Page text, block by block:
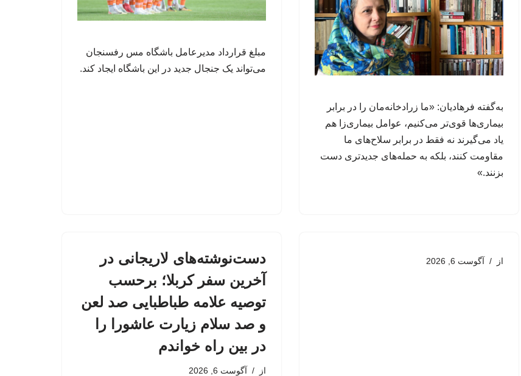
به‌گفته فرهادیان: «ما زرادخانه‌مان را در برابر
بیماری‌ها قوی‌تر می‌کنیم، عوامل‌ بیماری‌زا هم
یاد می‌گیرند نه فقط در برابر سلاح‌های ما
مقاومت کنند، بلکه به حمله‌های جدیدتری دست
بزنند.»
مبلغ قرارداد مدیرعامل باشگاه مس رفسنجان
می‌تواند یک جنجال جدید در این باشگاه ایجاد کند.
از آگوست 6, 2026
دست‌نوشته‌های لاریجانی در
آخرین سفر کربلا؛ برحسب
توصیه علامه طباطبایی صد لعن
و صد سلام زیارت عاشورا را
در بین راه خواندم
از آگوست 6, 2026